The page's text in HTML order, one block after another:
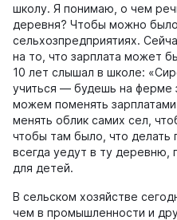
школу. Я понимаю, о чем
деревня? Чтобы можно
сельхозпредприятиях.
на то, что зарплата может
10 лет слышал в школе:
учиться — будешь на ферме
можем поменять
менять облик самих сел,
чтобы там было, что делать
всегда уедут в ту деревню,
для детей.
В сельском хозяйстве
чем в промышленности и